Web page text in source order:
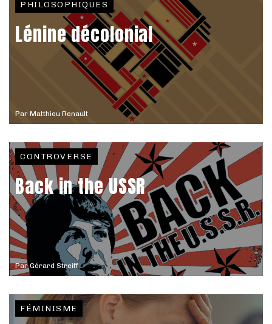
Par Matthieu Renault
PHILOSOPHIQUES
Lénine décolonial
ParGérard Streiff
CONTROVERSE
Back in the USSR
FÉMINISME